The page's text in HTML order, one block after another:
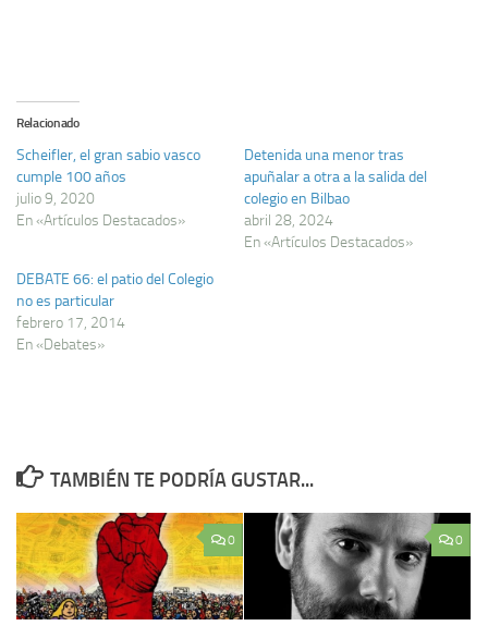
Relacionado
Scheifler, el gran sabio vasco
cumple 100 años
julio 9, 2020
En «Artículos Destacados»
Detenida una menor tras
apuñalar a otra a la salida del
colegio en Bilbao
abril 28, 2024
En «Artículos Destacados»
DEBATE 66: el patio del Colegio
no es particular
febrero 17, 2014
En «Debates»
TAMBIÉN TE PODRÍA GUSTAR...
0 0